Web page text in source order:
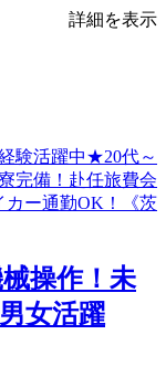
詳細を表示
操作！未
女活躍